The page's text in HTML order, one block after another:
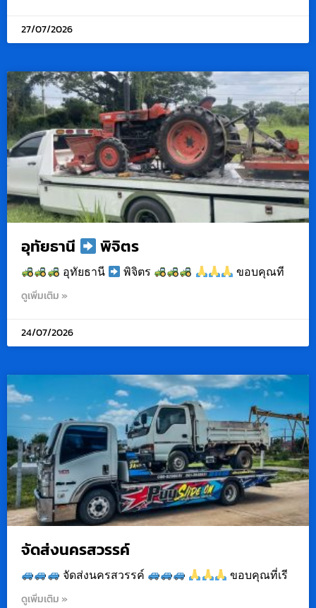
27/07/2026
อุทัยธานี พิจิตร
อุทัยธานี พิจิตร ขอบคุณที
ดูเพิ่มเติม »
24/07/2026
จัดส่งนครสวรรค์
จัดส่งนครสวรรค์ ขอบคุณที่เรี
ดูเพิ่มเติม »